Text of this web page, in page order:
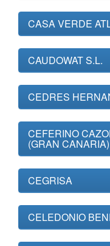
CASA VERDE
CAUDOWAT S.L.
CEDRES
CEFERINO
(GRAN CANARIA)
CEGRISA
CELEDONIO